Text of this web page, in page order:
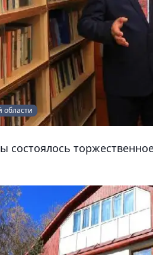
области
состоялось